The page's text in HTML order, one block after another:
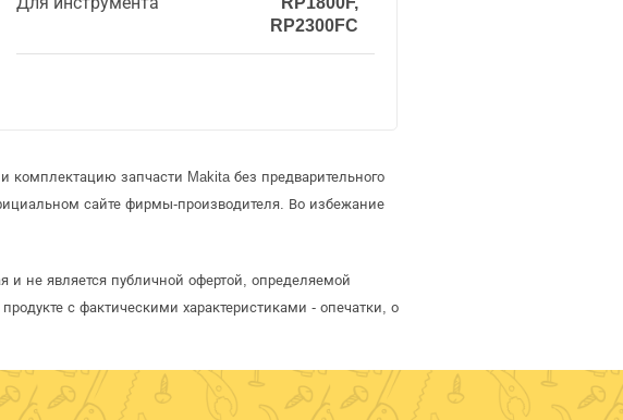
RP2300FC
комплектацию запчасти Makita без предварительного
сайте фирмы-производителя. Во избежание
не является публичной офертой, определяемой
с фактическими характеристиками - опечатки, о